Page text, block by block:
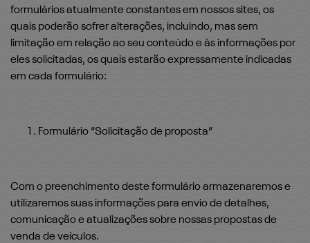
formulários atualmente constantes em nossos sites, os
quais poderão sofrer alterações, incluindo, mas sem
limitação em relação ao seu conteúdo e às informações por
eles solicitadas, os quais estarão expressamente indicadas
em cada formulário:
Formulário “Solicitação de proposta”
Com o preenchimento deste formulário armazenaremos e
utilizaremos suas informações para envio de detalhes,
comunicação e atualizações sobre nossas propostas de
venda de veículos.